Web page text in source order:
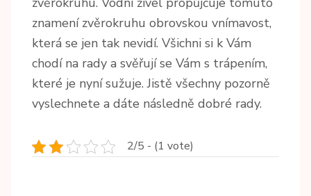
znamení zvěrokruhu obrovskou vnímavost,
která se jen tak nevidí. Všichni si k Vám
chodí na rady a svěřují se Vám s trápením,
které je nyní sužuje. Jistě všechny pozorně
vyslechnete a dáte následně dobré rady.
2/5 - (1 vote)